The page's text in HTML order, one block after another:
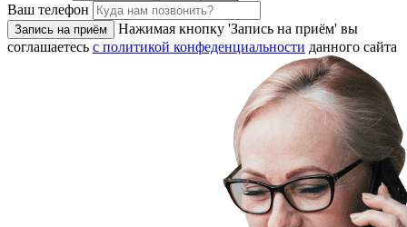
Ваш телефон
Запись на приём
Нажимая кнопку 'Запись на приём' вы
соглашаетесь с политикой конфеденциальности данного сайта